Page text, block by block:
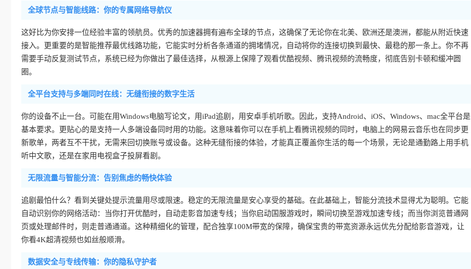
全球节点与智能线路：你的专属网络导航仪
这好比为你安排一位经验丰富的领航员。优秀的加速器拥有遍布全球的节点，这确保了无论你在北美、欧洲还是澳洲，都能从附近快速
接入。更重要的是智能推荐最优线路功能，它能实时分析各条通道的拥堵情况，自动将你的连接切换到最快、最稳的那一条上。你不再
需要手动反复测试节点，系统已经为你做出了最佳选择，从根源上保障了观看优酷视频、腾讯视频的流畅度，彻底告别卡顿和缓冲圆
圈。
全平台支持与多端同时在线：无缝衔接的数字生活
你的设备不止一台。可能在用Windows电脑写论文，用iPad追剧，用安卓手机听歌。因此，支持Android、iOS、Windows、mac全平台是
基本要求。更贴心的是支持一人多端设备同时用的功能。这意味着你可以在手机上看腾讯视频的同时，电脑上的网易云音乐也在同步更
新歌单，两者互不干扰，无需来回切换账号或设备。这种无缝衔接的体验，才能真正覆盖你生活的每一个场景，无论是通勤路上用手机
听中文歌，还是在家用电视盒子投屏看剧。
无限流量与智能分流：告别焦虑的畅快体验
追剧最怕什么？看到关键处提示流量用尽或限速。稳定的无限流量是安心享受的基础。在此基础上，智能分流技术显得尤为聪明。它能
自动识别你的网络活动：当你打开优酷时，自动走影音加速专线；当你启动国服游戏时，瞬间切换至游戏加速专线；而当你浏览普通网
页或处理邮件时，则走普通通道。这种精细化的管理，配合独享100M带宽的保障，确保宝贵的带宽资源永远优先分配给影音游戏，让
你看4K超清视频也如丝般顺滑。
数据安全与专线传输：你的隐私守护者